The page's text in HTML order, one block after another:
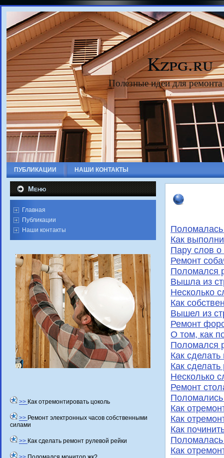
Kzpg.ru
Полезные идеи для
ПУБЛИКАЦИИ НАШИ КОНТАКТЫ
Меню
Главная
Публикации
Наши контакты
>> Как отремонтировать цоколь
>> Ремонт электронных часов собственными
силами
>> Как сделать ремонт рулевой рейки
Поломалась
Как
Пару слов о
Ремонт
Поломался
Вышла из
Несколько
Как
Вышел из
Ремонт
О том, как
Поломался
Как сделать
Как
Несколько
Ремонт
Поломались
Как
Как
Как
Поломалась
Как